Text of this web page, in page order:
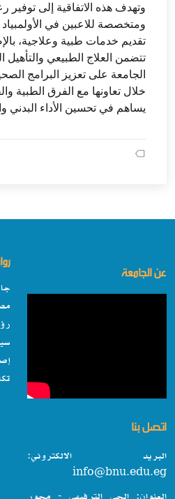
وتهدف هذه الاتفاقية إلى توفير
ومتخصصة للاعبين في
تقديم خدمات طبية وعلاجية،
تتضمن العلاج الطبيعي والتأهيل
الجامعة على تعزيز البرامج
خلال تعاونها مع الفرق الطبية
يساهم في تحسين الأداء البدني
عن الجامعة
اتصل بنا
البريد الالكتروني:
info@bnu.edu.eg